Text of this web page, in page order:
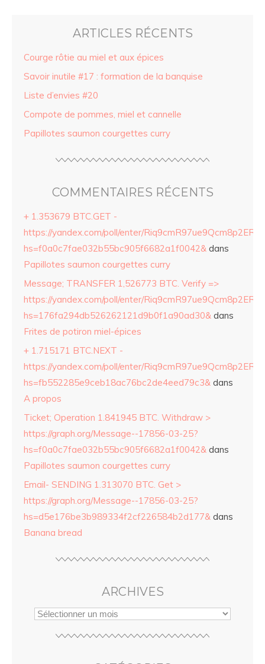
ARTICLES RÉCENTS
Courge rôtie au miel et aux épices
Savoir inutile #17 : formation de la banquise
Liste d’envies #20
Compote de pommes, miel et cannelle
Papillotes saumon courgettes curry
COMMENTAIRES RÉCENTS
+ 1.353679 BTC.GET -
https://yandex.com/poll/enter/
hs=f0a0c7fae032b55bc905f6682a1f0042& dans
Papillotes saumon courgettes curry
Message; TRANSFER 1,526773 BTC. Verify =>
https://yandex.com/poll/enter/
hs=176fa294db526262121d9b0f1a90ad30& dans
Frites de potiron miel-épices
+ 1.715171 BTC.NEXT -
https://yandex.com/poll/enter/
hs=fb552285e9ceb18ac76bc2de4eed79c3& dans
A propos
Ticket; Operation 1.841945 BTC. Withdraw >
https://graph.org/Message--17856-03-25?
hs=f0a0c7fae032b55bc905f6682a1f0042& dans
Papillotes saumon courgettes curry
Email- SENDING 1.313070 BTC. Get >
https://graph.org/Message--17856-03-25?
hs=d5e176be3b989334f2cf226584b2d177& dans
Banana bread
ARCHIVES